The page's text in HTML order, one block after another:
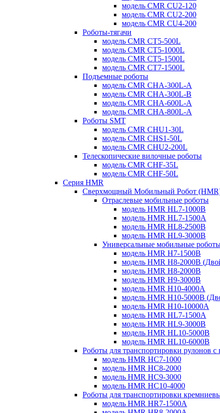
модель CMR CU2-120
модель CMR CU2-200
модель CMR CU4-200
Роботы-тягачи
модель CMR CT5-500L
модель CMR CT5-1000L
модель CMR CT5-1500L
модель CMR CT7-1500L
Подъемные роботы
модель CMR CHA-300L-A
модель CMR CHA-300L-B
модель CMR CHA-600L-A
модель CMR CHA-800L-A
Роботы SMT
модель CMR CHU1-30L
модель CMR CHS1-50L
модель CMR CHU2-200L
Телескопические вилочные роботы
модель CMR CHF-35L
модель CMR CHF-50L
Серия HMR
Сверхмощный Мобильный Робот (HMR)
Отраслевые мобильные роботы
модель HMR HL7-1000B
модель HMR HL7-1500A
модель HMR HL8-2500B
модель HMR HL9-3000B
Универсальные мобильные
модель HMR H7-1500B
модель HMR H8-2000B
модель HMR H8-2000B
модель HMR H9-3000B
модель HMR H10-4000A
модель HMR H10-5000B
модель HMR H10-10000A
модель HMR HL7-1500A
модель HMR HL9-3000B
модель HMR HL10-5000B
модель HMR HL10-6000B
Роботы для транспортировки рулонов
модель HMR HC7-1000
модель HMR HC8-2000
модель HMR HC9-3000
модель HMR HC10-4000
Роботы для транспортировки
модель HMR HR7-1500A